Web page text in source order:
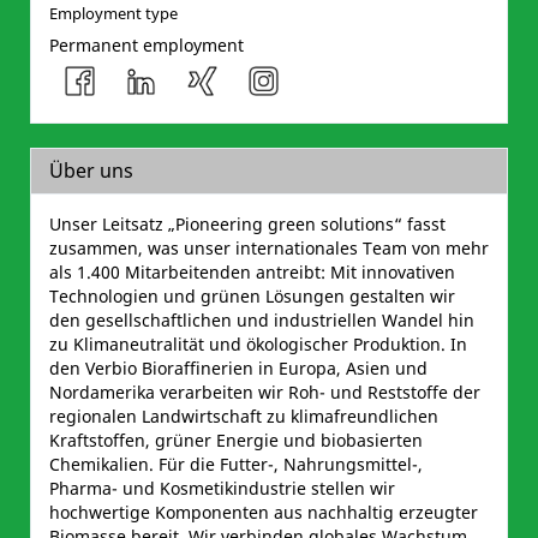
Employment type
Permanent employment
Über uns
Unser Leitsatz „Pioneering green solutions“ fasst
zusammen, was unser internationales Team von mehr
als 1.400 Mitarbeitenden antreibt: Mit innovativen
Technologien und grünen Lösungen gestalten wir
den gesellschaftlichen und industriellen Wandel hin
zu Klimaneutralität und ökologischer Produktion. In
den Verbio Bioraffinerien in Europa, Asien und
Nordamerika verarbeiten wir Roh- und Reststoffe der
regionalen Landwirtschaft zu klimafreundlichen
Kraftstoffen, grüner Energie und biobasierten
Chemikalien. Für die Futter-, Nahrungsmittel-,
Pharma- und Kosmetikindustrie stellen wir
hochwertige Komponenten aus nachhaltig erzeugter